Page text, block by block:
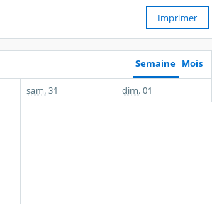
Imprimer
Semaine Mois
sam.31 dim.01